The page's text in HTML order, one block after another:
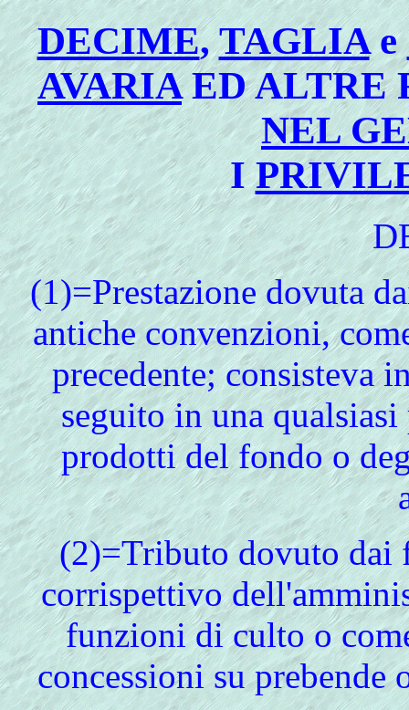
DECIME,TAGLIAe
AVARIAED ALTRE
NEL
I
(1)=Prestazione dovuta
antiche convenzioni,
precedente; consisteva
seguito in una
prodotti del fondo o
(2)=Tributo dovuto dai
corrispettivo
funzioni di culto o
concessioni su prebende